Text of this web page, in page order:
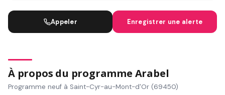
Appeler Enregistrer une alerte
À propos du programme Arabel
Programme neuf à Saint-Cyr-au-Mont-d'Or (69450)